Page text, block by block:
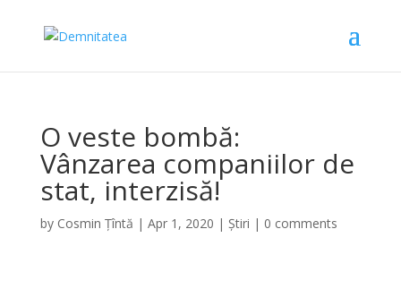
O veste bombă:
Vânzarea companiilor de
stat, interzisă!
by Cosmin Țîntă | Apr 1, 2020 | Știri | 0 comments